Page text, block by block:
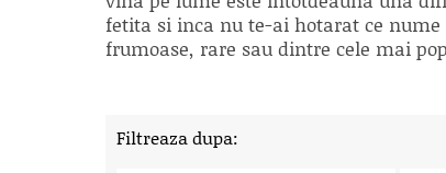
fetita si inca nu te-ai hotarat ce
frumoase, rare sau dintre cele mai
Filtreaza dupa: